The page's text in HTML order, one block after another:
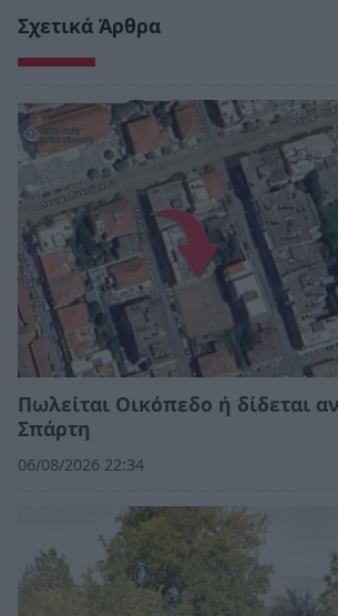
Σχετικά Άρθρα
Πωλείται Οικόπεδο ή δίδεται
Σπάρτη
06/08/2026 22:34